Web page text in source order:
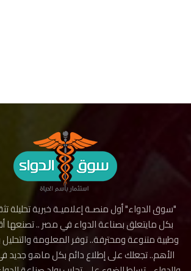
"سوق الدواء" أول منصـة إعلاميـة خبرية تحليلة
بكل مايتعلق بصناعة الدواء في مصر .. تصنعها
وطبية متنوعة ومحترفة.. توفر المعلومة والتحليل
الأهم.. تجعلك على إطلاع دائم بكل ماهو جديد